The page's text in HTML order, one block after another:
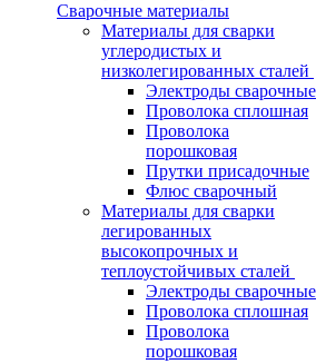
Сварочные материалы
Материалы для сварки
углеродистых и
низколегированных сталей
Электроды сварочные
Проволока сплошная
Проволока
порошковая
Прутки присадочные
Флюс сварочный
Материалы для сварки
легированных
высокопрочных и
теплоустойчивых сталей
Электроды сварочные
Проволока сплошная
Проволока
порошковая